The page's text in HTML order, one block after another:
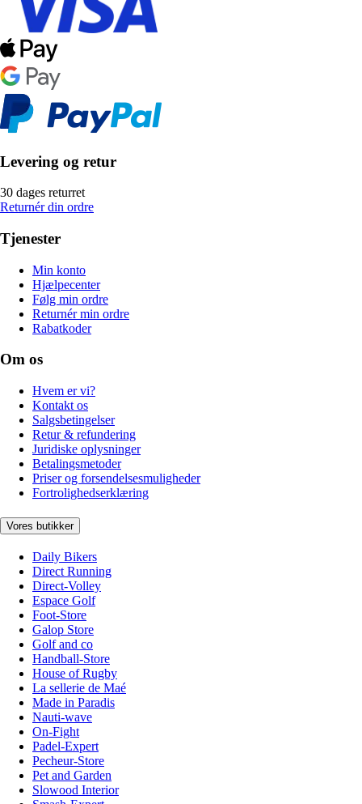
Levering og retur
30 dages returret
Returnér din ordre
Tjenester
Min konto
Hjælpecenter
Følg min ordre
Returnér min ordre
Rabatkoder
Om os
Hvem er vi?
Kontakt os
Salgsbetingelser
Retur & refundering
Juridiske oplysninger
Betalingsmetoder
Priser og forsendelsesmuligheder
Fortrolighedserklæring
Vores butikker
Daily Bikers
Direct Running
Direct-Volley
Espace Golf
Foot-Store
Galop Store
Golf and co
Handball-Store
House of Rugby
La sellerie de Maé
Made in Paradis
Nauti-wave
On-Fight
Padel-Expert
Pecheur-Store
Pet and Garden
Slowood Interior